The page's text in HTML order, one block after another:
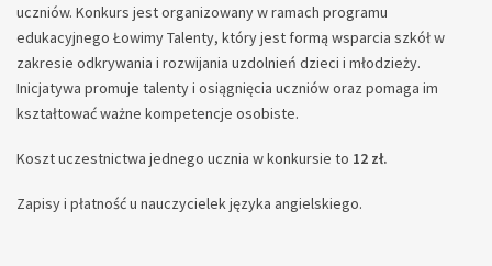
uczniów. Konkurs jest organizowany w ramach programu
edukacyjnego Łowimy Talenty, który jest formą wsparcia szkół w
zakresie odkrywania i rozwijania uzdolnień dzieci i młodzieży.
Inicjatywa promuje talenty i osiągnięcia uczniów oraz pomaga im
kształtować ważne kompetencje osobiste.
Koszt uczestnictwa jednego ucznia w konkursie to 12 zł.
Zapisy i płatność u nauczycielek języka angielskiego.